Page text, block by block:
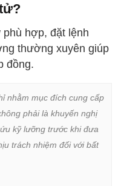
hợp, đặt lệnh
thường xuyên giúp
đồng.
nhằm mục đích cung cấp
phải là khuyến nghị
kỹ lưỡng trước khi đưa
trách nhiệm đối với bất